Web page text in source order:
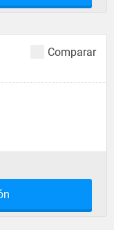
Comparar